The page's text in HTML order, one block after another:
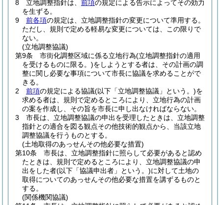
8
立地調整指針は、 前項の規定による告示によってその効力
を生ずる。
9
前各項の規定は、立地調整指針の変更について準用する。
ただし、規則で定める軽易な変更については、この限りで
ない。
(立地調整協議)
第9条
市街化調整区域に係る立地行為(立地調整指針の適用
を受けるものに限る。)をしようとする者は、その計画の調
整に関し必要な事項について市長に協議を求めることがで
きる。
2
前項の規定による協議(以下「立地調整協議」という。)を
求める者は、規則で定めるところにより、立地行為の計画
の案を作成し、その旨を市長に申し出なければならない。
3
市長は、立地調整協議の申出を受理したときは、立地調整
指針との適合を図る観点その他技術的観点から、当該立地
調整協議を行うものとする。
(土地取得のあっせんその他必要な措置)
第10条
市長は、立地調整指針に照らして必要があると認め
たときは、規則で定めるところにより、立地調整協議の申
出をした者(以下「協議申出者」という。)に対して土地の
取得についてのあっせんその他必要な措置を講ずるものと
する。
(関係機関協議)